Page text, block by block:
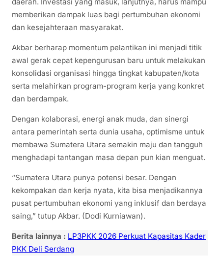
memberikan dampak luas bagi pertumbuhan ekonomi
dan kesejahteraan masyarakat.
Akbar berharap momentum pelantikan ini menjadi titik
awal gerak cepat kepengurusan baru untuk melakukan
konsolidasi organisasi hingga tingkat kabupaten/kota
serta melahirkan program-program kerja yang konkret
dan berdampak.
Dengan kolaborasi, energi anak muda, dan sinergi
antara pemerintah serta dunia usaha, optimisme untuk
membawa Sumatera Utara semakin maju dan tangguh
menghadapi tantangan masa depan pun kian menguat.
“Sumatera Utara punya potensi besar. Dengan
kekompakan dan kerja nyata, kita bisa menjadikannya
pusat pertumbuhan ekonomi yang inklusif dan berdaya
saing,” tutup Akbar. (Dodi Kurniawan).
Berita lainnya : LP3PKK 2026 Perkuat Kapasitas Kader
PKK Deli Serdang